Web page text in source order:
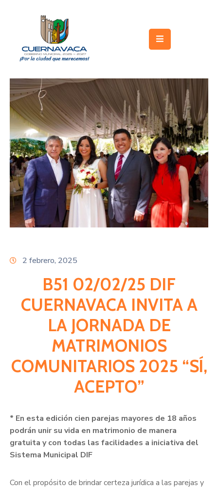
Gobierno
Turismo
Trámites
y
Servicios
Licitaciones
Transparencia
Directorio
Citas
2 febrero, 2025
B51 02/02/25 DIF
CUERNAVACA INVITA A
LA JORNADA DE
MATRIMONIOS
COMUNITARIOS 2025 “SÍ,
ACEPTO”
* En esta edición cien parejas mayores de 18 años
podrán unir su vida en matrimonio de manera
gratuita y con todas las facilidades a iniciativa del
Sistema Municipal DIF
Con el propósito de brindar certeza jurídica a las parejas y